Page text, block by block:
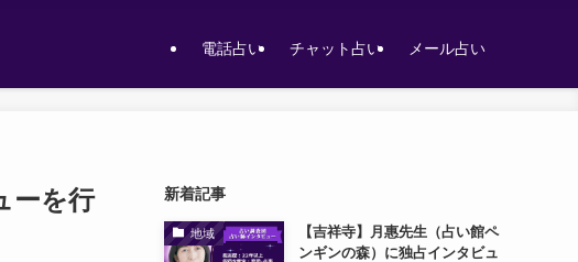
電話占い チャット占い メール占い
ーを行
新着記事
地域
【吉祥寺】月惠先生（占い館ペ
ンギンの森）に独占インタビュ